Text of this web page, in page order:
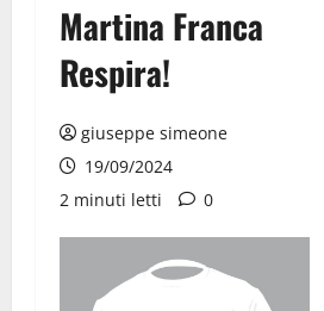
Martina Franca
Respira!
giuseppe simeone
19/09/2024
2 minuti letti
0